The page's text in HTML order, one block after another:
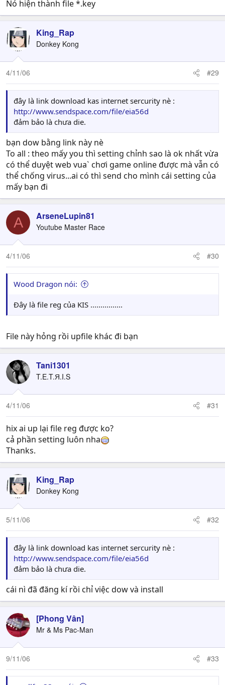
Nó hiện thành file *.key
King_Rap
Donkey Kong
4/11/06 #29
đây là link download kas internet sercurity nè :
http://www.sendspace.com/file/eia56d
đảm bảo là chưa die.
bạn dow bằng link này nè
To all : theo mấy you thì setting chỉnh sao là ok nhất vừa
có thể duyệt web vua` chơi game online được mà vẫn có
thể chống virus...ai có thì send cho mình cái setting của
mấy bạn đi
A ArseneLupin81
Youtube Master Race
4/11/06 #30
Wood Dragon nói:
Đây là file reg của KIS ................
File này hỏng rồi upfile khác đi bạn
Tani1301
T.E.T.Я.I.S
4/11/06 #31
hix ai up lại file reg được ko?
cả phần setting luôn nha
Thanks.
King_Rap
Donkey Kong
5/11/06 #32
đây là link download kas internet sercurity nè :
http://www.sendspace.com/file/eia56d
đảm bảo là chưa die.
cái nì đã đăng kí rồi chỉ việc dow và install
[Phong Vân]
Mr & Ms Pac-Man
9/11/06 #33